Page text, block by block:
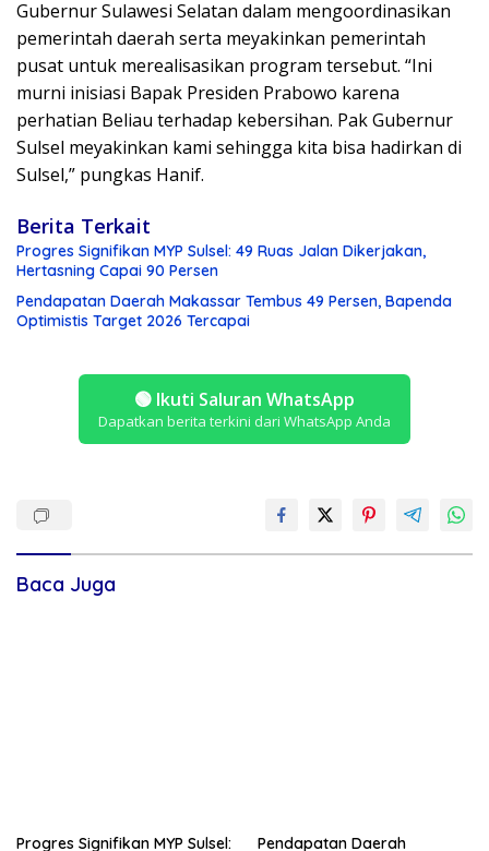
Gubernur Sulawesi Selatan dalam mengoordinasikan
pemerintah daerah serta meyakinkan pemerintah
pusat untuk merealisasikan program tersebut. “Ini
murni inisiasi Bapak Presiden Prabowo karena
perhatian Beliau terhadap kebersihan. Pak Gubernur
Sulsel meyakinkan kami sehingga kita bisa hadirkan di
Sulsel,” pungkas Hanif.
Berita Terkait
Progres Signifikan MYP Sulsel: 49 Ruas Jalan Dikerjakan,
Hertasning Capai 90 Persen
Pendapatan Daerah Makassar Tembus 49 Persen, Bapenda
Optimistis Target 2026 Tercapai
🟢 Ikuti Saluran WhatsApp
Dapatkan berita terkini dari WhatsApp Anda
Baca Juga
Progres Signifikan MYP Sulsel:
Pendapatan Daerah